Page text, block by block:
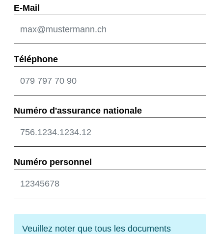
E-Mail
Téléphone
Numéro d'assurance nationale
Numéro personnel
Veuillez noter que tous les documents